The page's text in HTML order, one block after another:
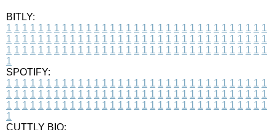
BITLY:
1 1 1 1 1 1 1 1 1 1 1 1 1 1 1 1 1 1 1 1 1 1 1 1 1 1 1 1 1 1 1 1 1
1 1 1 1 1 1 1 1 1 1 1 1 1 1 1 1 1 1 1 1 1 1 1 1 1 1 1 1 1 1 1 1 1
1 1 1 1 1 1 1 1 1 1 1 1 1 1 1 1 1 1 1 1 1 1 1 1 1 1 1 1 1 1 1 1 1
1
SPOTIFY:
1 1 1 1 1 1 1 1 1 1 1 1 1 1 1 1 1 1 1 1 1 1 1 1 1 1 1 1 1 1 1 1 1
1 1 1 1 1 1 1 1 1 1 1 1 1 1 1 1 1 1 1 1 1 1 1 1 1 1 1 1 1 1 1 1 1
1 1 1 1 1 1 1 1 1 1 1 1 1 1 1 1 1 1 1 1 1 1 1 1 1 1 1 1 1 1 1 1 1
1
CUTTLY BIO: